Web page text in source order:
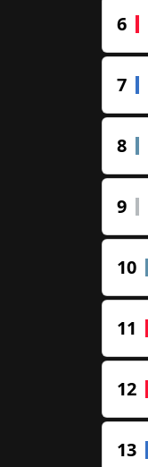
6
7
8
9
10
11
12
13